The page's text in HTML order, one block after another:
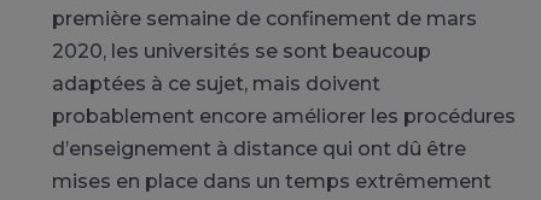
première semaine de confinement de mars
2020, les universités se sont beaucoup
adaptées à ce sujet, mais doivent
probablement encore améliorer les procédures
d’enseignement à distance qui ont dû être
mises en place dans un temps extrêmement